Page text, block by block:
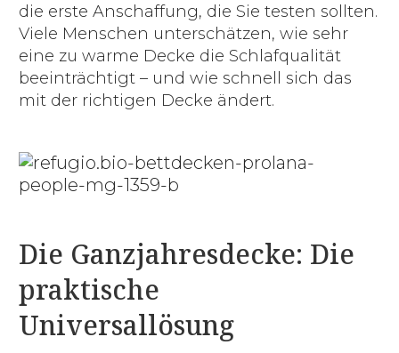
die erste Anschaffung, die Sie testen sollten.
Viele Menschen unterschätzen, wie sehr
eine zu warme Decke die Schlafqualität
beeinträchtigt – und wie schnell sich das
mit der richtigen Decke ändert.
Die Ganzjahresdecke: Die
praktische
Universallösung